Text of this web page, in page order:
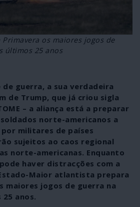
Primavera os maiores jogos de
últimos 25 anos
de guerra, a sua verdadeira
de Trump, que já criou sigla
– a aliança está a preparar
norte-americanos a
militares de países
sujeitos ao caos regional
norte-americanas. Enquanto
haver distracções com a
Maior atlantista prepara
maiores jogos de guerra na
anos.